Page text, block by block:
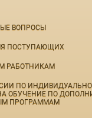
ВОПРОСЫ
ПОСТУПАЮЩИХ
РАБОТНИКАМ
ПО
ОБУЧЕНИЕ ПО
ПРОГРАММАМ